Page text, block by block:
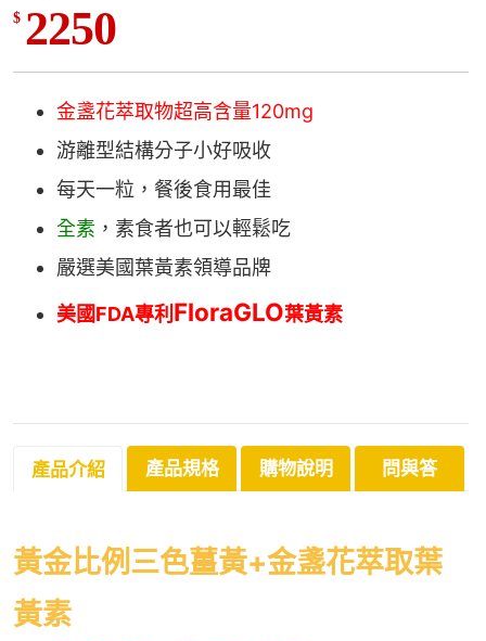
$ 2250
金盞花萃取物超高含量120mg
游離型結構分子小好吸收
每天一粒，餐後食用最佳
全素 ，素食者也可以輕鬆吃
嚴選美國葉黃素領導品牌
美國FDA專利 FloraGLO葉黃素
產品介紹 產品規格 購物說明 問與答
黃金比例三色薑黃+金盞花萃取葉
黃素